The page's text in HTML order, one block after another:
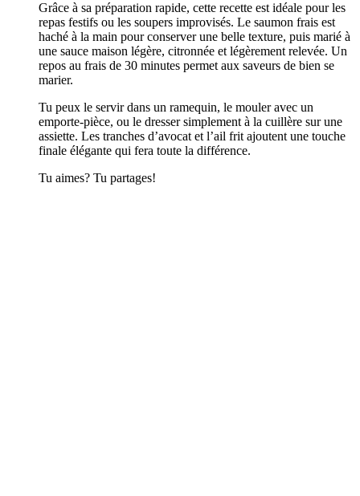
Grâce à sa préparation rapide, cette recette est idéale pour les
repas festifs ou les soupers improvisés. Le saumon frais est
haché à la main pour conserver une belle texture, puis marié à
une sauce maison légère, citronnée et légèrement relevée. Un
repos au frais de 30 minutes permet aux saveurs de bien se
marier.
Tu peux le servir dans un ramequin, le mouler avec un
emporte-pièce, ou le dresser simplement à la cuillère sur une
assiette. Les tranches d’avocat et l’ail frit ajoutent une touche
finale élégante qui fera toute la différence.
Tu aimes? Tu partages!